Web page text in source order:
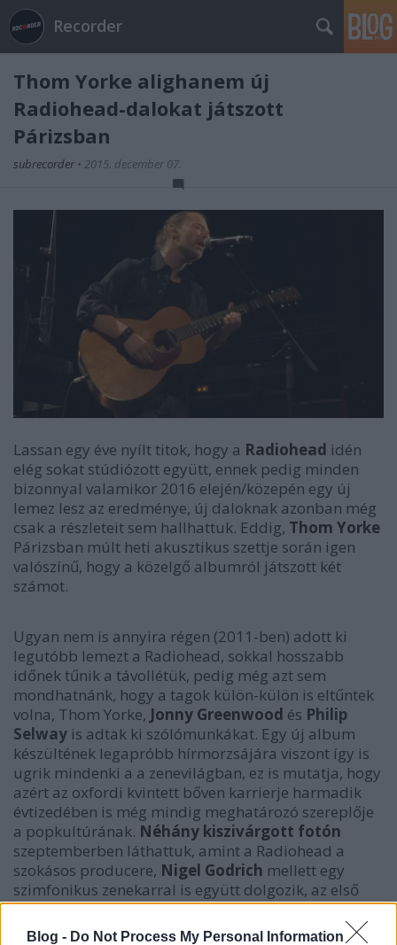
Blog - Do Not Process My Personal Information
Recorder
Thom Yorke alighanem új
Radiohead-dalokat játszott
Párizsban
subrecorder • 2015. december 07.
Lassan egy éve nyílt titok, hogy a Radiohead idén
elég sokat stúdiózott együtt, ennek pedig minden
bizonnyal valamikor 2016 elején/közepén egy új
lemez lesz az eredménye, új daloknak azonban még
csak a részleteit sem hallhattuk. Eddig, Thom Yorke
Párizsban múlt heti akusztikus szettje során igen
valószínű, hogy a közelgő albumról játszott két
számot.
Ugyan nem is annyira régen (2011-ben) adott ki
legutóbb lemezt a Radiohead, sokkal hosszabb
időnek tűnik a távollétük, pedig még azt sem
mondhatnánk, hogy a tagok külön-külön is eltűntek
volna, Thom Yorke, Jonny Greenwood és Philip
Selway is adtak ki szólómunkákat. Egy új album
készültének legapróbb hírmorzsájára viszont így is
ugrik mindenki a a zenevilágban, ez is mutatja, hogy
azért az oxfordi kvintett bőven karrierje harmadik
évtizedében is még mindig meghatározó szereplője
a popkultúrának. Néhány kiszivárgott fotón
szeptemberben láthattuk, amint a Radiohead a
szokásos producere, Nigel Godrich mellett egy
szimfonikus zenekarral is együtt dolgozik, az első
dalkóstolóban azonban ez utóbbiból ne várjunk
sokat.